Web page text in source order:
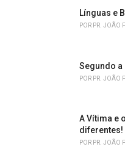
Línguas e
POR PR. JOÃO
Segundo
POR PR. JOÃO
A Vítima e
diferentes!
POR PR. JOÃO